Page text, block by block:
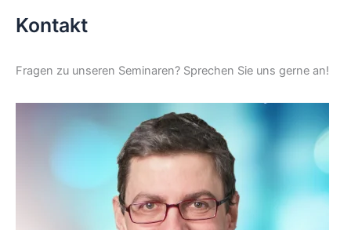
Kontakt
Fragen zu unseren Seminaren? Sprechen Sie uns gerne an!